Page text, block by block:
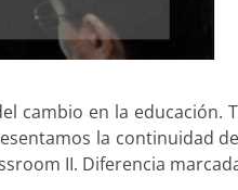
cambio en la educación.
la continuidad
II. Diferencia